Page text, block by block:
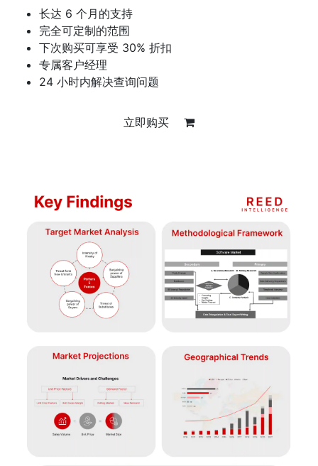
长达 6 个月的支持
完全可定制的范围
下次购买可享受 30% 折扣
专属客户经理
24 小时内解决查询问题
立即购买